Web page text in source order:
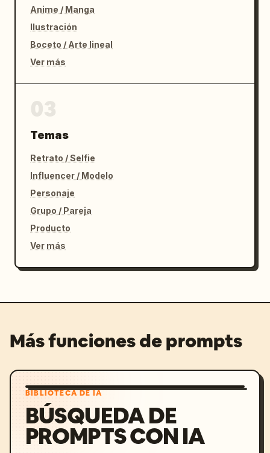
Anime / Manga
Ilustración
Boceto / Arte lineal
Ver más
Temas
Retrato / Selfie
Influencer / Modelo
Personaje
Grupo / Pareja
Producto
Ver más
Más funciones de prompts
BIBLIOTECA DE IA
BÚSQUEDA DE
PROMPTS CON IA